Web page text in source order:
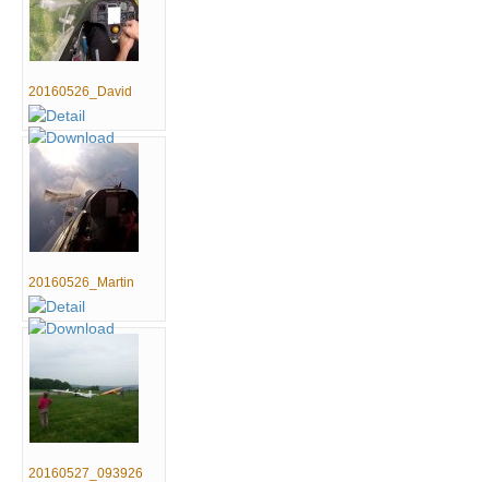
20160526_David
20160526_Martin
20160527_093926